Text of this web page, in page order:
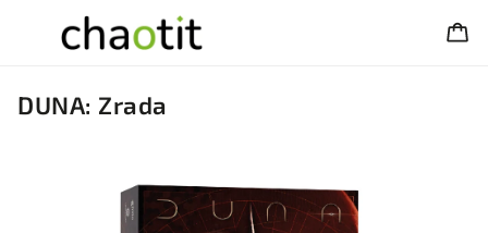
DUNA: Zrada